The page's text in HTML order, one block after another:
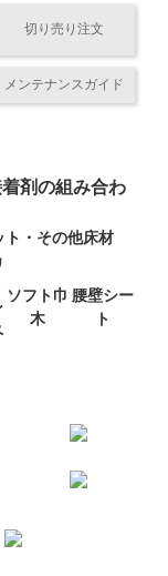
切り売り注文
メンテナンスガイド
剤の組み合わ
ト・その他床材
ソフト巾
木
腰壁シー
ト